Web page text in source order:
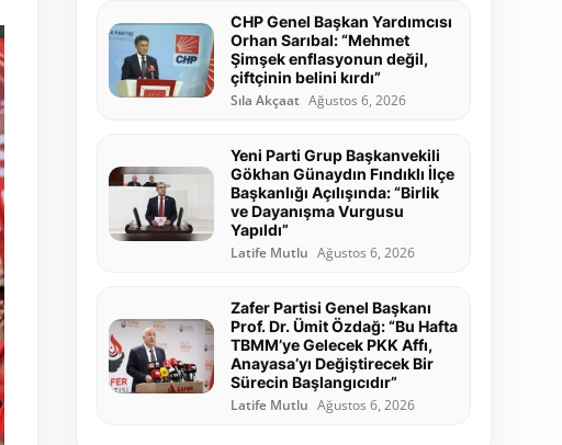
CHP Genel Başkan Yardımcısı
Orhan Sarıbal: “Mehmet
Şimşek enflasyonun değil,
çiftçinin belini kırdı”
Sıla Akçaat Ağustos 6, 2026
Yeni Parti Grup Başkanvekili
Gökhan Günaydın Fındıklı İlçe
Başkanlığı Açılışında: “Birlik
ve Dayanışma Vurgusu
Yapıldı”
Latife Mutlu Ağustos 6, 2026
Zafer Partisi Genel Başkanı
Prof. Dr. Ümit Özdağ: “Bu Hafta
TBMM’ye Gelecek PKK Affı,
Anayasa’yı Değiştirecek Bir
Sürecin Başlangıcıdır”
Latife Mutlu Ağustos 6, 2026